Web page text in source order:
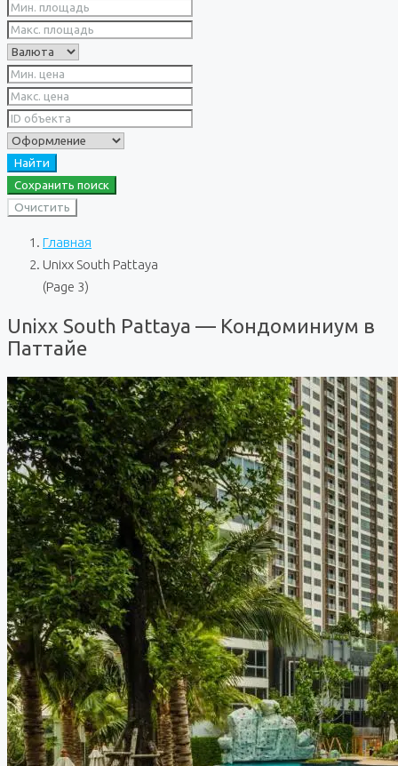
Найти
Сохранить поиск
Очистить
Главная
Unixx South Pattaya
(Page 3)
Unixx South Pattaya — Кондоминиум в
Паттайе